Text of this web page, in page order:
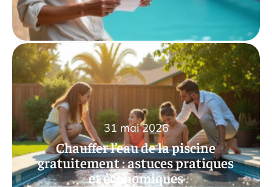
Chauffer l’eau de la piscine
gratuitement : astuces pratiques
et économiques
31 mai 2026